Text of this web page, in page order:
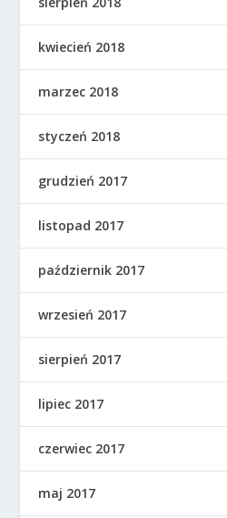
kwiecień 2018
marzec 2018
styczeń 2018
grudzień 2017
listopad 2017
październik 2017
wrzesień 2017
sierpień 2017
lipiec 2017
czerwiec 2017
maj 2017